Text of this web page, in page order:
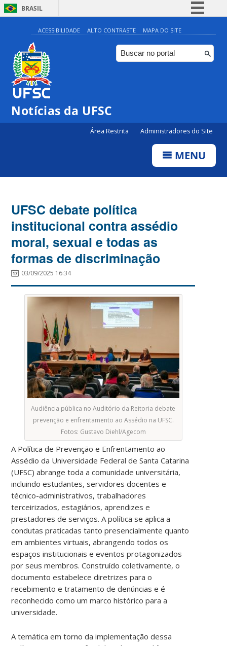
BRASIL
Simplifique!
Comunica BR
Participe
ACESSIBILIDADE ALTO CONTRASTE MAPA DO SITE
Notícias da UFSC
Área Restrita Administradores do Site
MENU
UFSC debate política
institucional contra assédio
moral, sexual e todas as
formas de discriminação
03/09/2025 16:34
Audiência pública no Auditório da Reitoria debate
prevenção e enfrentamento ao Assédio na UFSC.
Fotos: Gustavo Diehl/Agecom
A Política de Prevenção e Enfrentamento ao
Assédio da Universidade Federal de Santa Catarina
(UFSC) abrange toda a comunidade universitária,
incluindo estudantes, servidores docentes e
técnico-administrativos, trabalhadores
terceirizados, estagiários, aprendizes e
prestadores de serviços. A política se aplica a
condutas praticadas tanto presencialmente quanto
em ambientes virtuais, abrangendo todos os
espaços institucionais e eventos protagonizados
por seus membros. Construído coletivamente, o
documento estabelece diretrizes para o
recebimento e tratamento de denúncias e é
reconhecido como um marco histórico para a
universidade.
A temática em torno da implementação dessa